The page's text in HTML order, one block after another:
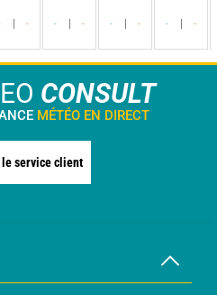
- - - - - - -
CONSULT
MÉTÉO EN DIRECT
le service client